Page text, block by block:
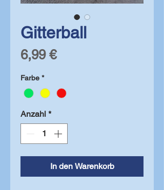
Gitterball
6,99 €Preis
Farbe *
Anzahl *
In den Warenkorb